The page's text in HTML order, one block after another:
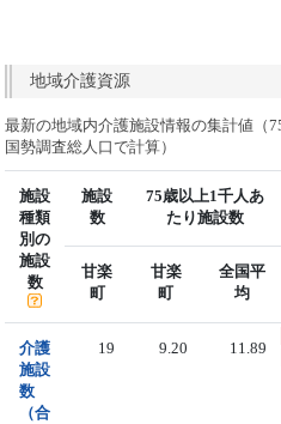
地域介護資源
最新の地域内介護施設情報の集計値（
国勢調査総人口で計算）
施設
種類
別の
施設
数
施設
数
75歳以上1千人あ
たり施設数
甘楽
町
甘楽
町
全国平
均
介護
施設
数
（合
19 9.20 11.89